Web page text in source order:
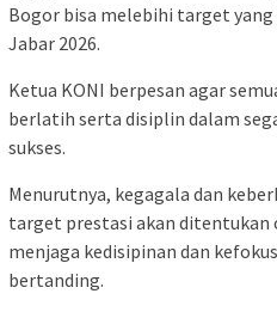
Bogor bisa melebihi target
Jabar 2026.
Ketua KONI berpesan agar
berlatih serta disiplin dalam
sukses.
Menurutnya, kegagala dan
target prestasi akan
menjaga kedisipinan dan
bertanding.